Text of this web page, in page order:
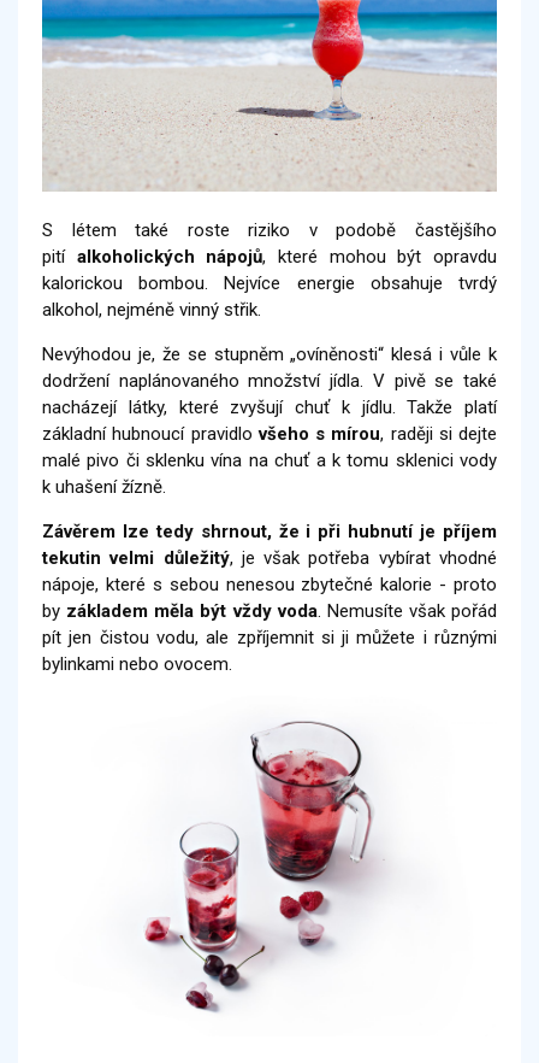
S létem také roste riziko v podobě častějšího
pití alkoholických nápojů, které mohou být opravdu
kalorickou bombou. Nejvíce energie obsahuje tvrdý
alkohol, nejméně vinný střik.
Nevýhodou je, že se stupněm „ovíněnosti“ klesá i vůle k
dodržení naplánovaného množství jídla. V pivě se také
nacházejí látky, které zvyšují chuť k jídlu. Takže platí
základní hubnoucí pravidlovšeho s mírou, raději si dejte
malé pivo či sklenku vína na chuť a k tomu sklenici vody
k uhašení žízně.
Závěrem lze tedy shrnout, že i při hubnutí je příjem
tekutin velmi důležitý, je však potřeba vybírat vhodné
nápoje, které s sebou nenesou zbytečné kalorie - proto
by základem měla být vždy voda. Nemusíte však pořád
pít jen čistou vodu, ale zpříjemnit si ji můžete i různými
bylinkami nebo ovocem.